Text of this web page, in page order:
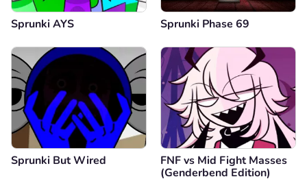
Sprunki AYS Sprunki Phase 69
Sprunki But Wired
FNF vs Mid Fight Masses
(Genderbend Edition)